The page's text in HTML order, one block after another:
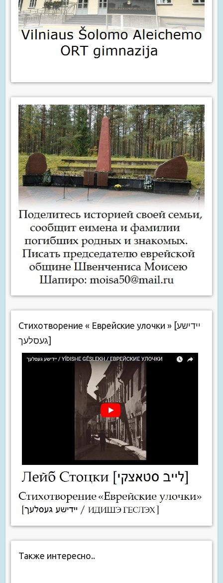
Стихотворение « Еврейские улочки » [יידישע
געסלעך]
Также интересно..